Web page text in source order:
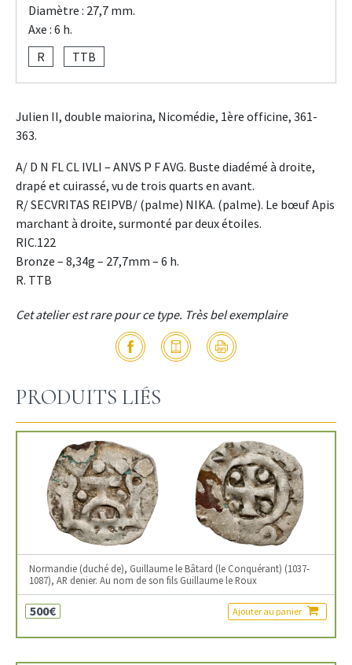
Diamètre : 27,7 mm.
Axe : 6 h.
R
TTB
Julien II, double maiorina, Nicomédie, 1ère officine, 361-
363.
A/ D N FL CL IVLI – ANVS P F AVG. Buste diadémé à droite,
drapé et cuirassé, vu de trois quarts en avant.
R/ SECVRITAS REIPVB/ (palme) NIKA. (palme). Le bœuf Apis
marchant à droite, surmonté par deux étoiles.
RIC.122
Bronze – 8,34g – 27,7mm – 6 h.
R. TTB
Cet atelier est rare pour ce type. Très bel exemplaire
PRODUITS LIÉS
Normandie (duché de), Guillaume le Bâtard (le Conquérant) (1037-
1087), AR denier. Au nom de son fils Guillaume le Roux
500€ Ajouter au panier